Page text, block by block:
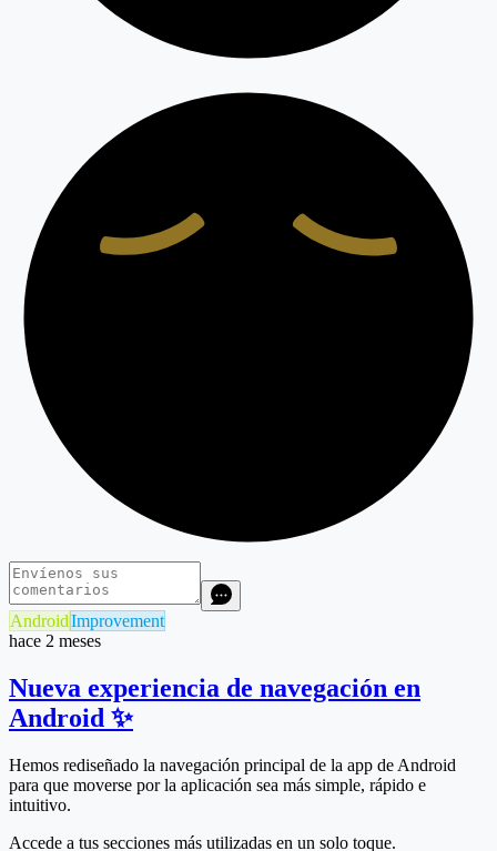
AndroidImprovement
hace 2 meses
Nueva experiencia de navegación en
Android ✨
Hemos rediseñado la navegación principal de la app de Android
para que moverse por la aplicación sea más simple, rápido e
intuitivo.
Accede a tus secciones más utilizadas en un solo toque.